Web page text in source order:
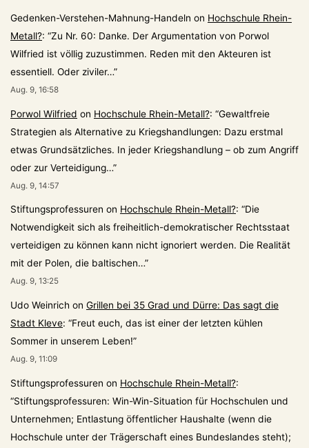
Gedenken-Verstehen-Mahnung-Handeln on Hochschule Rhein-
Metall?: “Zu Nr. 60: Danke. Der Argumentation von Porwol
Wilfried ist völlig zuzustimmen. Reden mit den Akteuren ist
essentiell. Oder ziviler…”
Aug. 9, 16:58
Porwol Wilfried on Hochschule Rhein-Metall?: “Gewaltfreie
Strategien als Alternative zu Kriegshandlungen: Dazu erstmal
etwas Grundsätzliches. In jeder Kriegshandlung – ob zum Angriff
oder zur Verteidigung…”
Aug. 9, 14:57
Stiftungsprofessuren on Hochschule Rhein-Metall?: “Die
Notwendigkeit sich als freiheitlich-demokratischer Rechtsstaat
verteidigen zu können kann nicht ignoriert werden. Die Realität
mit der Polen, die baltischen…”
Aug. 9, 13:25
Udo Weinrich on Grillen bei 35 Grad und Dürre: Das sagt die
Stadt Kleve: “Freut euch, das ist einer der letzten kühlen
Sommer in unserem Leben!”
Aug. 9, 11:09
Stiftungsprofessuren on Hochschule Rhein-Metall?:
“Stiftungsprofessuren: Win-Win-Situation für Hochschulen und
Unternehmen; Entlastung öffentlicher Haushalte (wenn die
Hochschule unter der Trägerschaft eines Bundeslandes steht);